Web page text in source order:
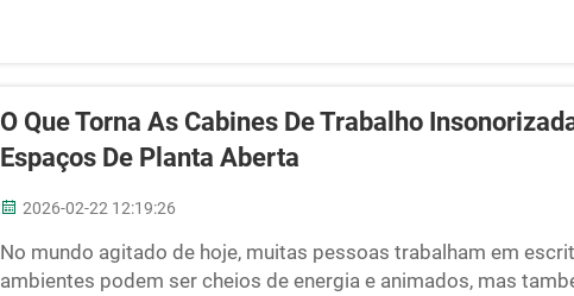
O Que Torna As Cabines De Trabalho
Espaços De Planta Aberta
2026-02-22 12:19:26
No mundo agitado de hoje, muitas pessoas trabalham em
ambientes podem ser cheios de energia e animados, mas